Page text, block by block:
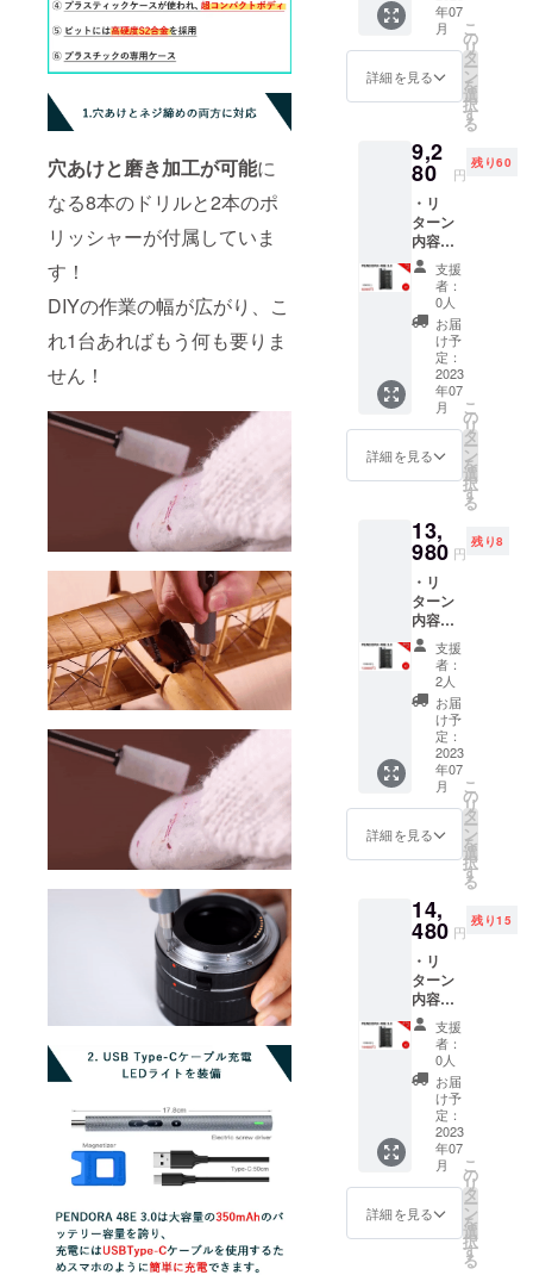
穴あけと磨き加工が可能に
なる8本のドリルと2本のポ
リッシャーが付属していま
す！
DIYの作業の幅が広がり、こ
れ1台あればもう何も要りま
せん！
9,980円
※リター
ンはす
べて
税・送
料込み
になり
ます。
※ご注文
状況、
使用部
材の供
給状
況、製
造工程
上の都
合等に
より出
荷時期
が遅れ
る場合
があり
ます。
産効率
が向上
した場
合、正
規販売
価格が
販売予
定価格
より下
がる可
能性も
ござい
ます。
類似商
品が発
生する
可能性
頂いた
上でご
けます
様お願
い致し
ます。
2023年
0８月頃
からオ
ンライ
ショッ
プなど
にて一
開始予
定で
年07
月
詳細を見る
こ
の
リ
タ
ー
ン
を
選
択
す
る
9,2
80 円
残り60
・リ
ターン
内容：
PENDO
RA 48E
3.0 x1
・一般
販売予
定価
格：
9,980円
※リター
ンはす
べて
税・送
料込み
になり
ます。
※ご注文
状況、
使用部
材の供
給状
況、製
造工程
上の都
合等に
より出
荷時期
が遅れ
る場合
があり
ます。
産効率
が向上
した場
合、正
規販売
価格が
販売予
定価格
より下
がる可
能性も
ござい
ます。
類似商
品が発
生する
可能性
支援
者：
0人
お届
け予
定：
2023
年07
月
詳細を見る
こ
の
リ
タ
ー
ン
を
選
択
す
る
13,
980 円
残り8
・リ
ターン
内容：
PENDO
RA 48E
3.0 x2
・一般
販売予
定価
格：
19,960
円 ※リ
ターン
はすべ
て税・
送料込
額にな
りま
す。 ※
ご注文
状況、
使用部
材の供
給状
況、製
造工程
上の都
合等に
より出
荷時期
が遅れ
る場合
があり
支援
者：
2人
お届
け予
定：
2023
年07
月
詳細を見る
こ
の
リ
タ
ー
ン
を
選
択
す
る
14,
480 円
残り15
・リ
ターン
内容：
PENDO
RA 48E
3.0 x2
・一般
販売予
定価
格：
19,960
円 ※リ
ターン
はすべ
て税・
送料込
支援
者：
0人
お届
け予
定：
2023
年07
月
詳細を見る
こ
の
リ
タ
ー
ン
を
選
択
す
る